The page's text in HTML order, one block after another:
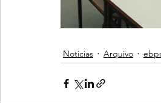
Noticias Arquivo